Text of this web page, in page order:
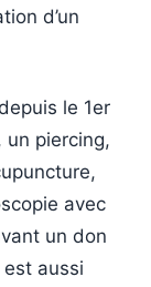
d’un
le 1er
piercing,
avec
un don
aussi